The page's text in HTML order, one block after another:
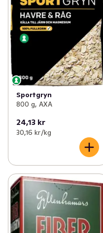
Sportgryn
800 g, AXA
24,13 kr
30,16 kr /kg